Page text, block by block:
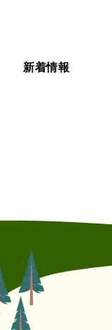
新着情報